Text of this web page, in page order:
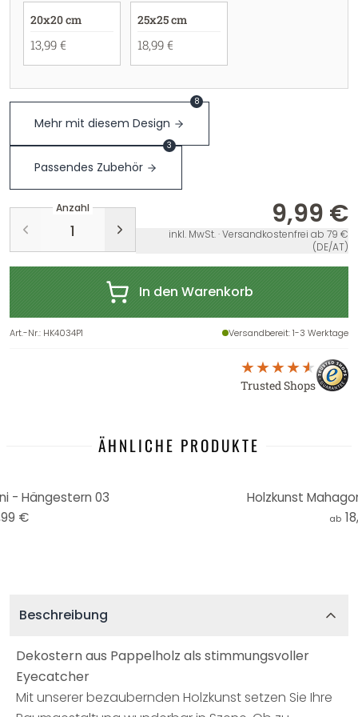
20x20 cm
13,99 €
25x25 cm
18,99 €
Mehr mit diesem Design
8
Passendes Zubehör
3
Anzahl 9,99 €
inkl. MwSt. · Versandkostenfrei ab 79 €
(DE/AT)
In den Warenkorb
Art.-Nr.: HK4034P1 Versandbereit: 1-3 Werktage
Trusted Shops
ÄHNLICHE PRODUKTE
- Hängestern 03
€
Holzkunst
ab
Beschreibung
Dekostern aus Pappelholz als stimmungsvoller
Eyecatcher
Mit unserer bezaubernden Holzkunst setzen Sie Ihre